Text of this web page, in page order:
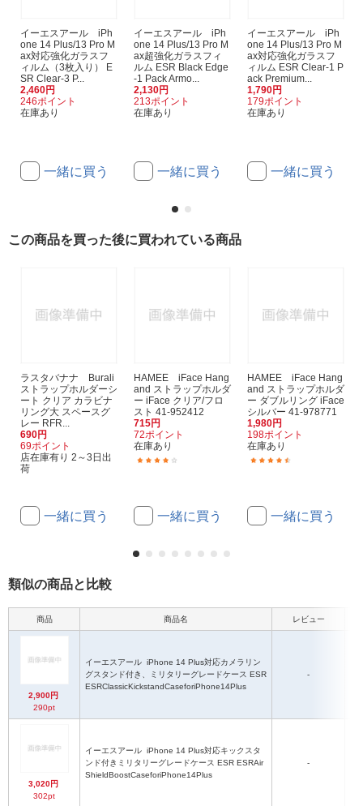
イーエスアール iPh
one 14 Plus/13 Pro M
ax対応強化ガラスフ
ィルム（3枚入り） E
SR Clear-3 P...
2,460円
246ポイント
在庫あり
一緒に買う
イーエスアール iPh
one 14 Plus/13 Pro M
ax超強化ガラスフィ
ルム ESR Black Edge
-1 Pack Armo...
2,130円
213ポイント
在庫あり
一緒に買う
イーエスアール iPh
one 14 Plus/13 Pro M
ax対応強化ガラスフ
ィルム ESR Clear-1 P
ack Premium...
1,790円
179ポイント
在庫あり
一緒に買う
この商品を買った後に買われている商品
ラスタバナナ Burali
ストラップホルダーシ
ート クリア カラビナ
リング大 スペースグ
レー RFR...
690円
69ポイント
店在庫有り 2～3日出
荷
一緒に買う
HAMEE iFace Hang
and ストラップホルダ
ー iFace クリア/フロ
スト 41-952412
715円
72ポイント
在庫あり
一緒に買う
HAMEE iFace Hang
and ストラップホルダ
ー ダブルリング iFace
シルバー 41-978771
1,980円
198ポイント
在庫あり
一緒に買う
類似の商品と比較
商品 商品名 レビュー
2,900円
290pt
イーエスアール
グスタンド付き、ミリタリーグレードケース ESR
ESRClassicKickstandCaseforiPhone14Plus
-
3,020円
302pt
イーエスアール
ンド付きミリタリーグレードケース ESR ESRAir
ShieldBoostCaseforiPhone14Plus
-